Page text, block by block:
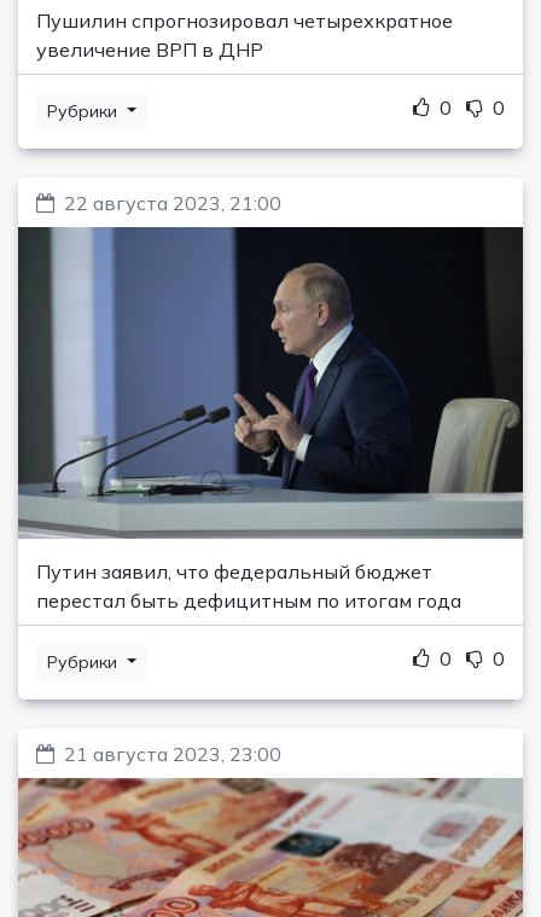
Пушилин спрогнозировал четырехкратное
увеличение ВРП в ДНР
Рубрики 0 0
22 августа 2023, 21:00
Путин заявил, что федеральный бюджет
перестал быть дефицитным по итогам года
Рубрики 0 0
21 августа 2023, 23:00